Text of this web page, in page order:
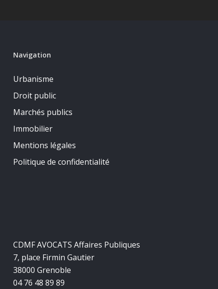
Navigation
Urbanisme
Droit public
Marchés publics
Immobilier
Mentions légales
Politique de confidentialité
CDMF AVOCATS Affaires Publiques
7, place Firmin Gautier
38000 Grenoble
04 76 48 89 89